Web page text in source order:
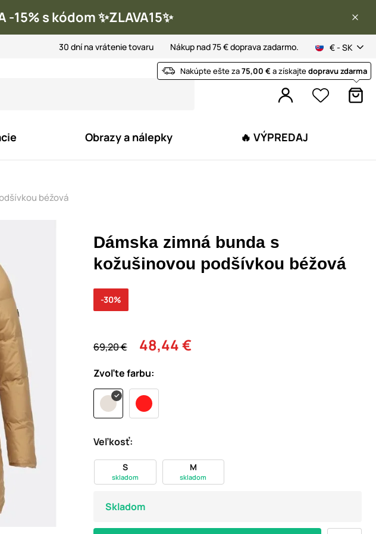
s kódom ✨ZLAVA15✨
30 dní na vrátenie tovaru Nákup nad 75 € doprava zadarmo. € - SK
Nakúpte ešte za75,00 €a získajtedopravu zdarma
Obrazy a nálepky 🔥 VÝPREDAJ
béžová
Dámska zimná bunda s
kožušinovou podšívkou béžová
69,20 € 48,44 €
-30%
Zvoľte farbu:
Veľkosť:
S
skladom
M
skladom
Skladom